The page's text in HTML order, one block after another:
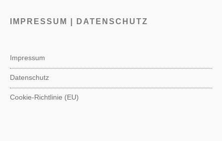
IMPRESSUM | DATENSCHUTZ
Impressum
Datenschutz
Cookie-Richtlinie (EU)